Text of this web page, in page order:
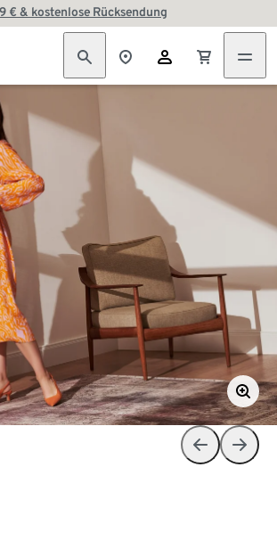
€ & kostenlose Rücksendung